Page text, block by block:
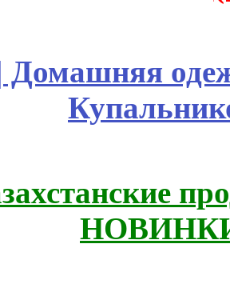
Домашняя